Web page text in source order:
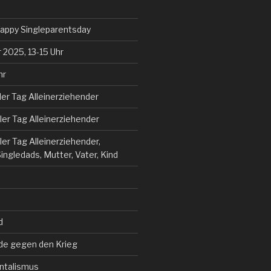
Singleparentsday
13-15 Uhr
Tag Alleinerziehender
Tag Alleinerziehender
Tag Alleinerziehender,
Mutter, Vater, Kind
gegen den Krieg